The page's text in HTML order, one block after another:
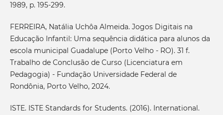
1989, p. 195-299.
FERREIRA, Natália Uchôa Almeida. Jogos Digitais na
Educação Infantil: Uma sequência didática para alunos da
escola municipal Guadalupe (Porto Velho - RO). 31 f.
Trabalho de Conclusão de Curso (Licenciatura em
Pedagogia) - Fundação Universidade Federal de
Rondônia, Porto Velho, 2024.
ISTE. ISTE Standards for Students. (2016). International.